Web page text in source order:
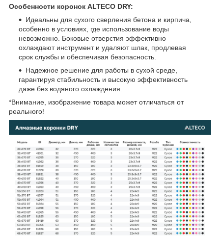
Особенности коронок ALTECO DRY:
Идеальны для сухого сверления бетона и кирпича,
особенно в условиях, где использование воды
невозможно. Боковые отверстия эффективно
охлаждают инструмент и удаляют шлак, продлевая
срок службы и обеспечивая безопасность.
Надежное решение для работы в сухой среде,
гарантируя стабильность и высокую эффективность
даже без водяного охлаждения.
*Внимание, изображение товара может отличаться от
реального!